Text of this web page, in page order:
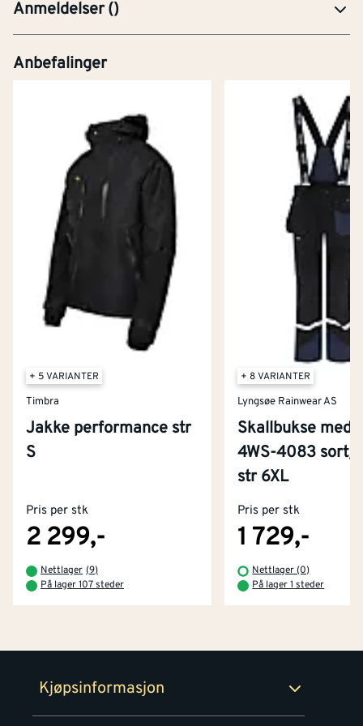
Anmeldelser()
Anbefalinger
+ 5 VARIANTER
Timbra
Jakke performance str
S
Pris per stk
2 299,-
Nettlager (9)
På lager 107 steder
+ 8 VARIANTER
Lyngsøe Rainwear AS
Skallbukse med
4WS-4083 sort/
str 6XL
Pris per stk
1 729,-
Nettlager (0)
På lager 1 steder
Kjøpsinformasjon
Kjøpsbetingelser
Betaling
Retur- og angrerettsskjema
Tjenester
Montér Klubb
Byggevarehus og åpningstider
Prismatch
Personvern